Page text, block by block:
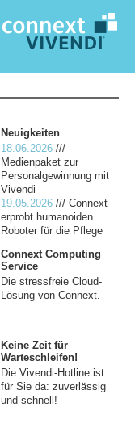
Neuigkeiten
18.06.2026///
Medienpaket zur
Personalgewinnung mit
Vivendi
19.05.2026/// Connext
erprobt humanoiden
Roboter für die Pflege
Connext Computing
Service
Die stressfreie Cloud-
Lösung von Connext.
Keine Zeit für
Warteschleifen!
Die Vivendi-Hotline ist
für Sie da: zuverlässig
und schnell!